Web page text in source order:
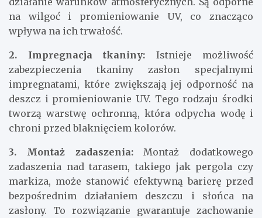
na wilgoć i promieniowanie UV, co znacząco
wpływa na ich trwałość.
2. Impregnacja tkaniny: Istnieje możliwość
zabezpieczenia tkaniny zasłon specjalnymi
impregnatami, które zwiększają jej odporność na
deszcz i promieniowanie UV. Tego rodzaju środki
tworzą warstwę ochronną, która odpycha wodę i
chroni przed blaknięciem kolorów.
3. Montaż zadaszenia:Montaż dodatkowego
zadaszenia nad tarasem, takiego jak pergola czy
markiza, może stanowić efektywną barierę przed
bezpośrednim działaniem deszczu i słońca na
zasłony. To rozwiązanie gwarantuje zachowanie